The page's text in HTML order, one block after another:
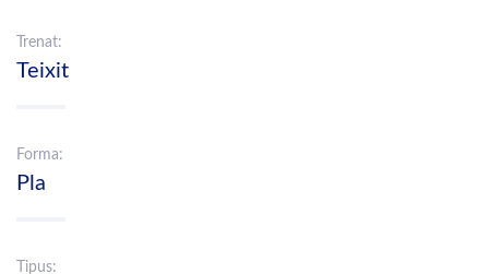
Trenat:
Teixit
Forma:
Pla
Tipus: